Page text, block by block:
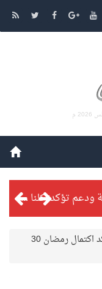
من المعذر إلى المونديال.. رسائل ثقة ودعم تؤكد: كلنا مع الأخضر
الجمعية الفلكية بجدة تؤكد اكتمال رمضان 30